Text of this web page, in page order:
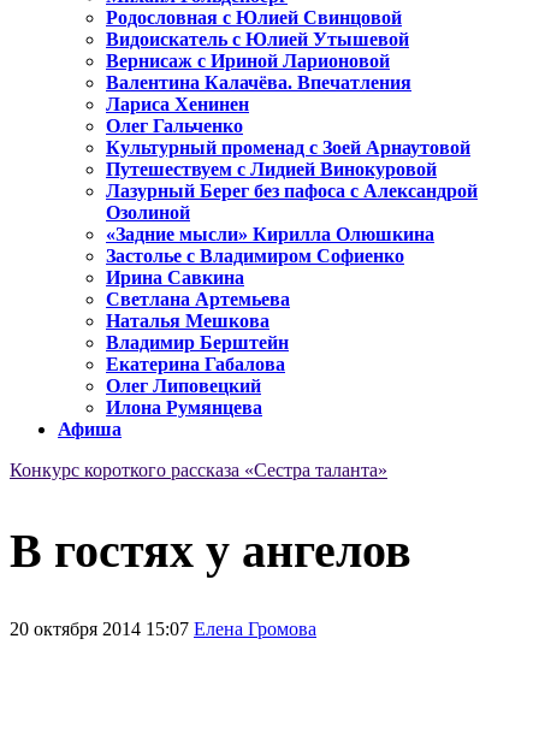
Родословная с Юлией Свинцовой
Видоискатель с Юлией Утышевой
Вернисаж с Ириной Ларионовой
Валентина Калачёва. Впечатления
Лариса Хенинен
Олег Гальченко
Культурный променад с Зоей Арнаутовой
Путешествуем с Лидией Винокуровой
Лазурный Берег без пафоса с Александрой
Озолиной
«Задние мысли» Кирилла Олюшкина
Застолье с Владимиром Софиенко
Ирина Савкина
Светлана Артемьева
Наталья Мешкова
Владимир Берштейн
Екатерина Габалова
Олег Липовецкий
Илона Румянцева
Афиша
Конкурс короткого рассказа «Сестра таланта»
В гостях у ангелов
20 октября 2014 15:07 Елена Громова